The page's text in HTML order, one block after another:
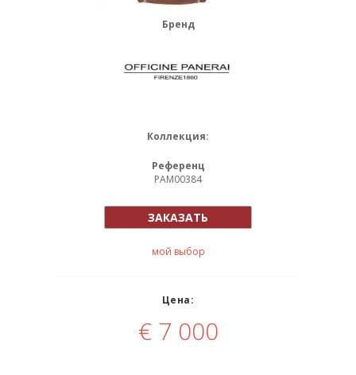
Бренд
Коллекция:
Референц
PAM00384
ЗАКАЗАТЬ
мой выбор
Цена:
€7 000